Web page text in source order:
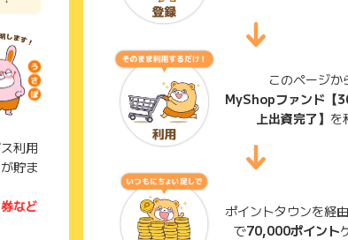
利用
貯ま
など
このページか
MyShopファンド【
上出資完了】 を
ポイントタウンを経
で70,000ポイント